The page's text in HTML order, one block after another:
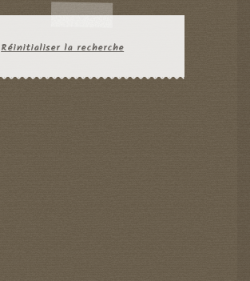
Réinitialiser la recherche